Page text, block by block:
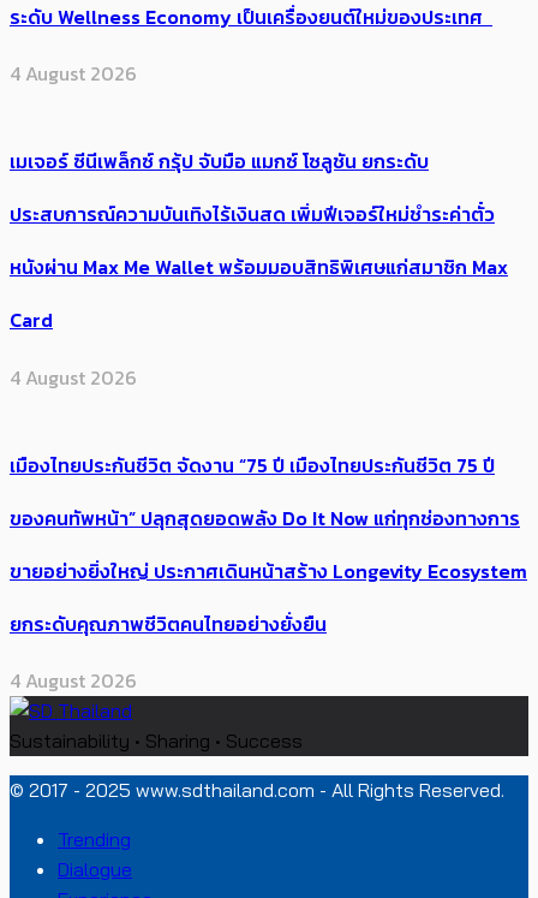
ระดับ Wellness Economy เป็นเครื่องยนต์ใหม่ของประเทศ
4 August 2026
เมเจอร์ ซีนีเพล็กซ์ กรุ้ป จับมือ แมกซ์ โซลูชัน ยกระดับ
ประสบการณ์ความบันเทิงไร้เงินสด เพิ่มฟีเจอร์ใหม่ชำระค่าตั๋ว
หนังผ่าน Max Me Wallet พร้อมมอบสิทธิพิเศษแก่สมาชิก Max
Card
4 August 2026
เมืองไทยประกันชีวิต จัดงาน “75 ปี เมืองไทยประกันชีวิต 75 ปี
ของคนทัพหน้า” ปลุกสุดยอดพลัง Do It Now แก่ทุกช่องทางการ
ขายอย่างยิ่งใหญ่ ประกาศเดินหน้าสร้าง Longevity Ecosystem
ยกระดับคุณภาพชีวิตคนไทยอย่างยั่งยืน
4 August 2026
Sustainability • Sharing • Success
© 2017 - 2025 www.sdthailand.com - All Rights Reserved.
Trending
Dialogue